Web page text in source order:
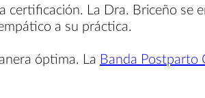
certificación. La Dra. Briceño se
a su práctica.
óptima. La Banda Postparto